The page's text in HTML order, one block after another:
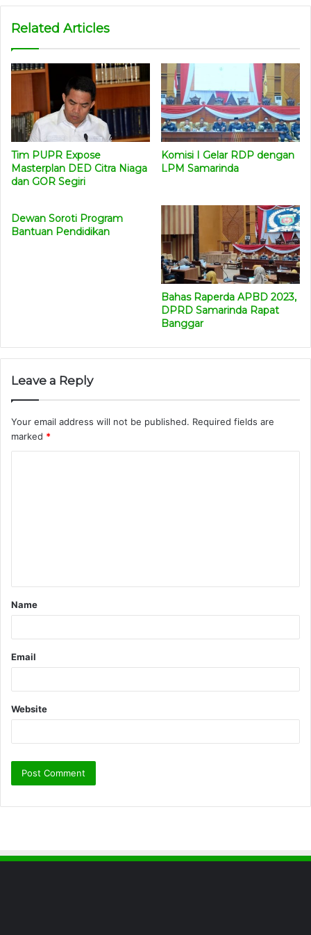
Related Articles
Tim PUPR Expose
Masterplan DED Citra Niaga
dan GOR Segiri
Komisi I Gelar RDP dengan
LPM Samarinda
Dewan Soroti Program
Bantuan Pendidikan
Bahas Raperda APBD 2023,
DPRD Samarinda Rapat
Banggar
Leave a Reply
Your email address will not be published. Required fields are
marked *
t
*
Name
Email
Website